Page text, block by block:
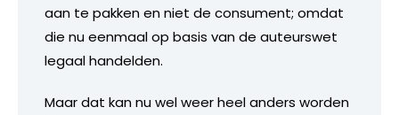
aan te pakken en niet de consument; omdat
die nu eenmaal op basis van de auteurswet
legaal handelden.
Maar dat kan nu wel weer heel anders worden